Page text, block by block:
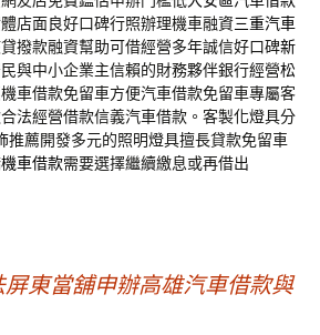
店面良好口碑行照辦理機車融資三重汽車
撥款融資幫助可借經營多年誠信好口碑新
與中小企業主信賴的財務夥伴銀行經營松
車借款免留車方便汽車借款免留車專屬客
合法經營借款信義汽車借款。客製化燈具分
推薦開發多元的照明燈具擅長貸款免留車
車借款需要選擇繼續繳息或再借出
東當舖申辦高雄汽車借款與